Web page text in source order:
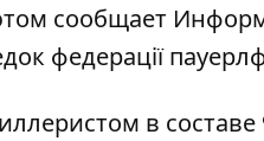
сообщает
федерації
в